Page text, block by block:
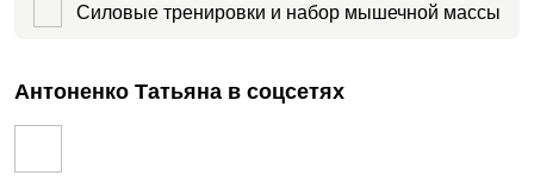
Силовые тренировки и набор мышечной массы
Антоненко Татьяна в соцсетях